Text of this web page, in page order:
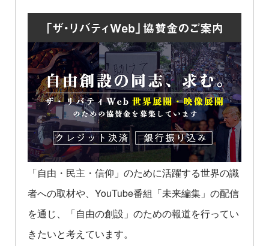
「自由・民主・信仰」のために活躍する世界の識
者への取材や、YouTube番組「未来編集」の配信
を通じ、「自由の創設」のための報道を行ってい
きたいと考えています。